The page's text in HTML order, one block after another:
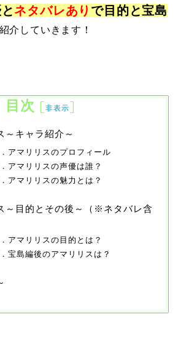
ネタバレあり で目的と宝島
介していきます！
目次 [非表示]
～キャラ紹介～
アマリリスのプロフィール
アマリリスの声優は誰？
アマリリスの魅力とは？
～目的とその後～（※ネタバレ含
アマリリスの目的とは？
宝島編後のアマリリスは？